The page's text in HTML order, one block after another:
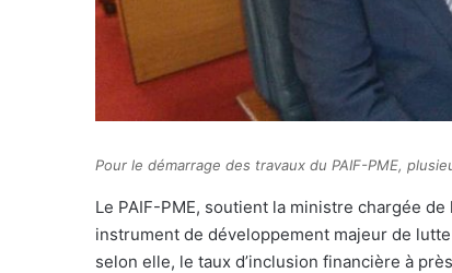
Pour le démarrage des travaux du PAIF-PME,
Le PAIF-PME, soutient la ministre chargée
instrument de développement majeur de
selon elle, le taux d’inclusion financière à